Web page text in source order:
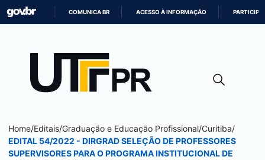
CONTEÚDO
COMUNICA BR ACESSO À INFORMAÇÃO PARTICIPE
Home/Editais/Graduação e Educação Profissional/Curitiba/
EDITAL 54/2022 - DIRGRAD SELEÇÃO DE PROFESSORES
SUPERVISORES PARA O PROGRAMA INSTITUCIONAL DE